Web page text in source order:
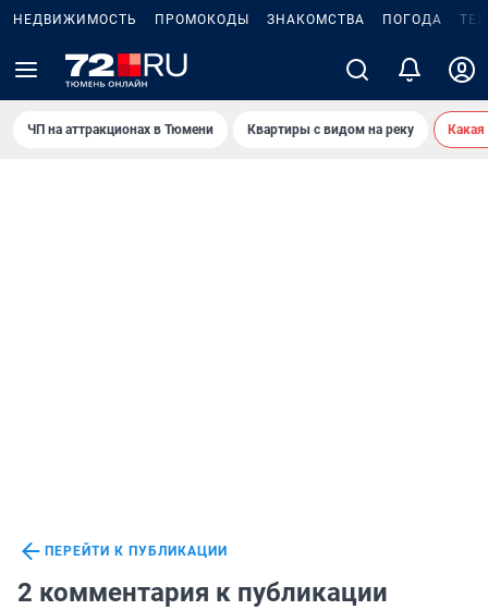
НЕДВИЖИМОСТЬ ПРОМОКОДЫ ЗНАКОМСТВА ПОГОДА
ЧП на аттракционах в Тюмени Квартиры с видом на реку
ПЕРЕЙТИ К ПУБЛИКАЦИИ
2 комментария к публикации